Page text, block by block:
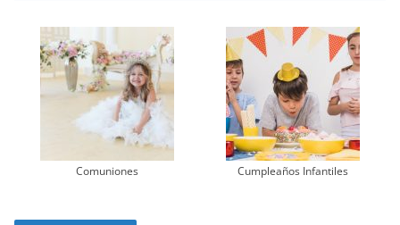
Comuniones Cumpleaños Infantiles